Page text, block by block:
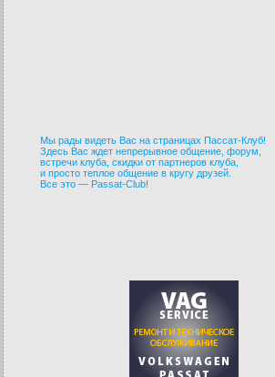
Мы рады видеть Вас на страницах Пассат-Клуб!
Здесь Вас ждет непрерывное общение, форум,
встречи клуба, скидки от партнеров клуба,
и просто теплое общение в кругу друзей.
Все это — Passat-Club!